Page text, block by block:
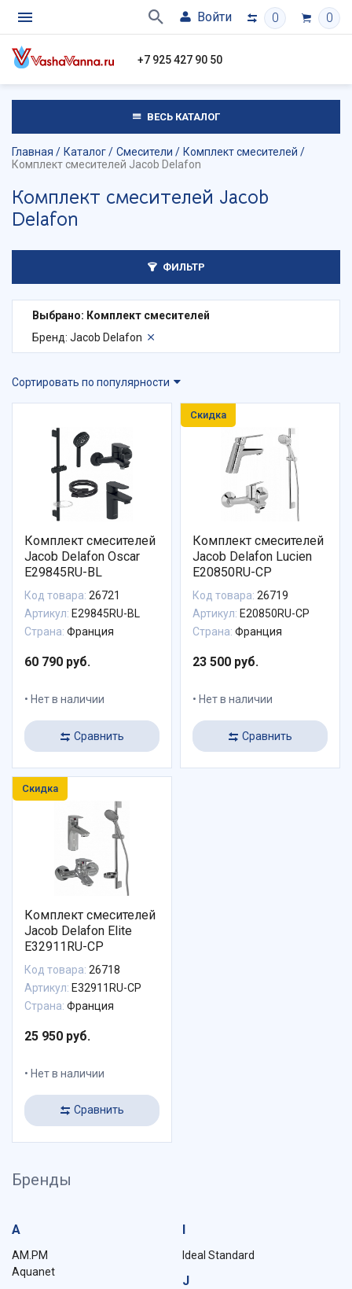
Войти 0 0
+7 925 427 90 50
ВЕСЬ КАТАЛОГ
Главная Каталог Смесители
Комплект смесителей
Комплект смесителей Jacob Delafon
Комплект смесителей Jacob
Delafon
ФИЛЬТР
Выбрано: Комплект смесителей
Бренд: Jacob Delafon
Сортировать по популярности
Комплект смесителей
Jacob Delafon Oscar
E29845RU-BL
Код товара: 26721
Артикул: E29845RU-BL
Страна: Франция
60 790 руб.
Нет в наличии
Сравнить
Скидка
Комплект смесителей
Jacob Delafon Lucien
E20850RU-CP
Код товара: 26719
Артикул: E20850RU-CP
Страна: Франция
23 500 руб.
Нет в наличии
Сравнить
Скидка
Комплект смесителей
Jacob Delafon Elite
E32911RU-CP
Код товара: 26718
Артикул: E32911RU-CP
Страна: Франция
25 950 руб.
Нет в наличии
Сравнить
Бренды
A
AM.PM
Aquanet
I
Ideal Standard
J